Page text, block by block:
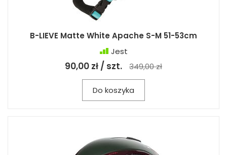
B-LIEVE Matte White Apache S-M 51-53cm
Jest
90,00 zł / szt. 349,00 zł
Do koszyka